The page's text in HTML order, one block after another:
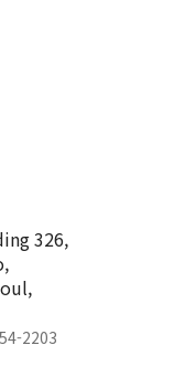
326,
2203